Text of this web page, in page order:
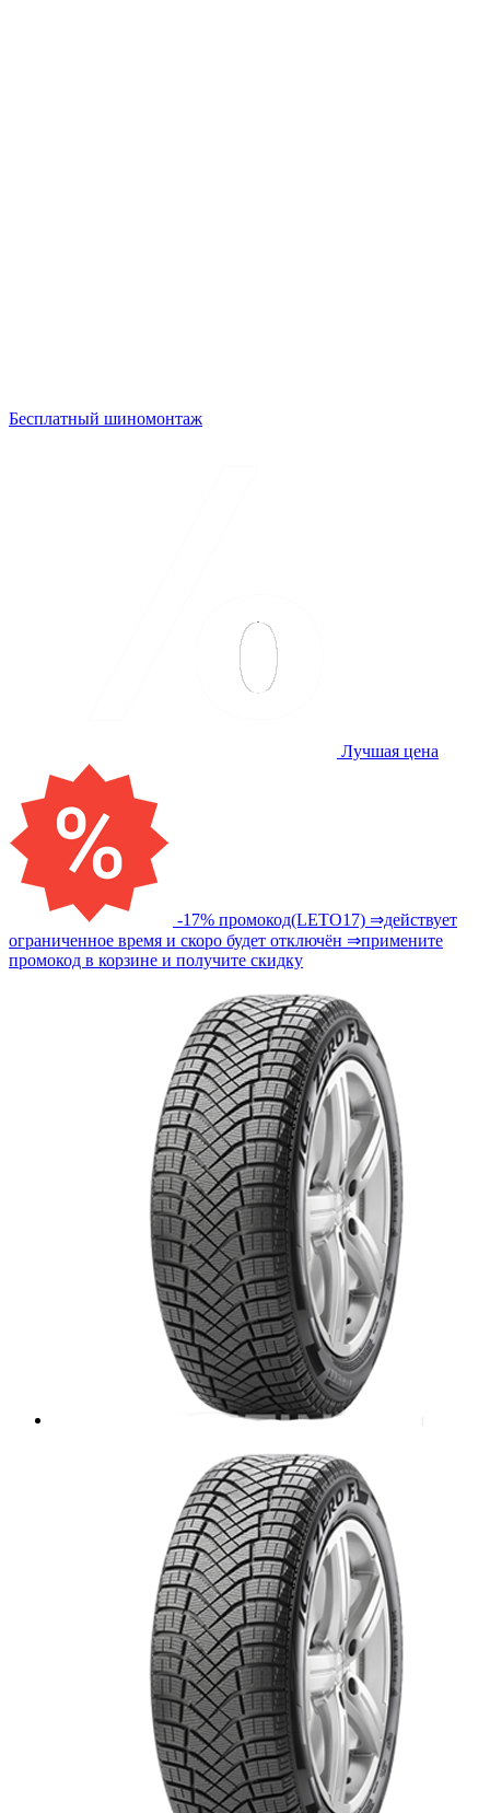
Бесплатный шиномонтаж
Лучшая цена
-17% промокод(LETO17) ⇒действует
ограниченное время и скоро будет отключён ⇒примените
промокод в корзине и получите скидку